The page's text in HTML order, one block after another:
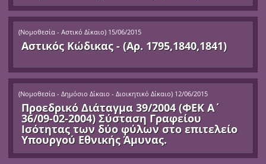
(Νομοθεσία - Αστικό Δίκαιο) 15/06/2015
Αστικός Κώδικας - (Αρ. 1795,1840,1841)
(Νομοθεσία - Δημόσιο Δίκαιο - Διοικητικό Δίκαιο) 12/06/2015
Προεδρικό Διάταγμα 39/2004 (ΦΕΚ Α΄
36/09-02-2004) Σύσταση Γραφείου
Ισότητας των δύο φύλων στο επιτελείο
Υπουργού Εθνικής Άμυνας.